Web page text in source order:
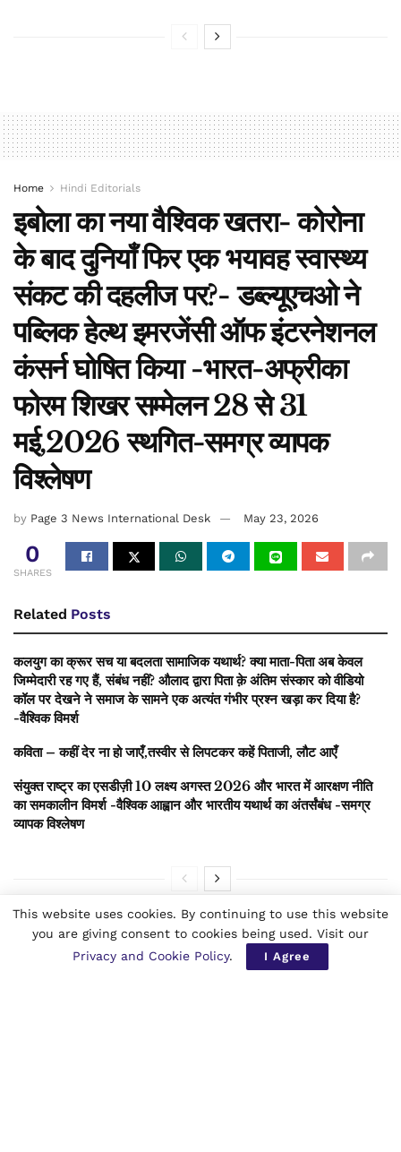
Home Hindi Editorials
इबोला का नया वैश्विक खतरा- कोरोना
के बाद दुनियाँ फिर एक भयावह स्वास्थ्य
संकट की दहलीज पर?- डब्ल्यूएचओ ने
पब्लिक हेल्थ इमरजेंसी ऑफ इंटरनेशनल
कंसर्न घोषित किया -भारत-अफ्रीका
फोरम शिखर सम्मेलन 28 से 31
मई,2026 स्थगित-समग्र व्यापक
विश्लेषण
by Page 3 News International Desk May 23, 2026
0
SHARES
Related Posts
कलयुग का क्रूर सच या बदलता सामाजिक यथार्थ? क्या माता-पिता अब केवल
जिम्मेदारी रह गए हैं, संबंध नहीं? औलाद द्वारा पिता क़े अंतिम संस्कार को वीडियो
कॉल पर देखने ने समाज के सामने एक अत्यंत गंभीर प्रश्न खड़ा कर दिया है?
-वैश्विक विमर्श
कविता – कहीं देर ना हो जाएँ,तस्वीर से लिपटकर कहें पिताजी, लौट आएँ
संयुक्त राष्ट्र का एसडीज़ी 10 लक्ष्य अगस्त 2026 और भारत में आरक्षण नीति
का समकालीन विमर्श -वैश्विक आह्वान और भारतीय यथार्थ का अंतर्संबंध -समग्र
व्यापक विश्लेषण
इबोला- दुनियाँ में भय का पर्याय-संक्रमण की
बढ़ती रफ्तार, बड़े शहरों तक पहुंचना,
This website uses cookies. By continuing to use this website
you are giving consent to cookies being used. Visit our
Privacy and Cookie Policy. I Agree